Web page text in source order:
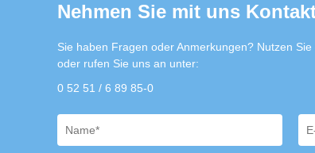
Nehmen Sie mit uns
Sie haben Fragen oder Anmerkungen? Nutzen
oder rufen Sie uns an unter:
0 52 51 / 6 89 85-0